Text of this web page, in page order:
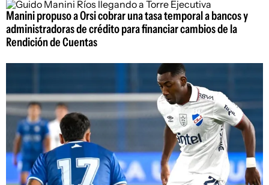
Manini propuso a Orsi cobrar una tasa temporal a bancos y
administradoras de crédito para financiar cambios de la
Rendición de Cuentas